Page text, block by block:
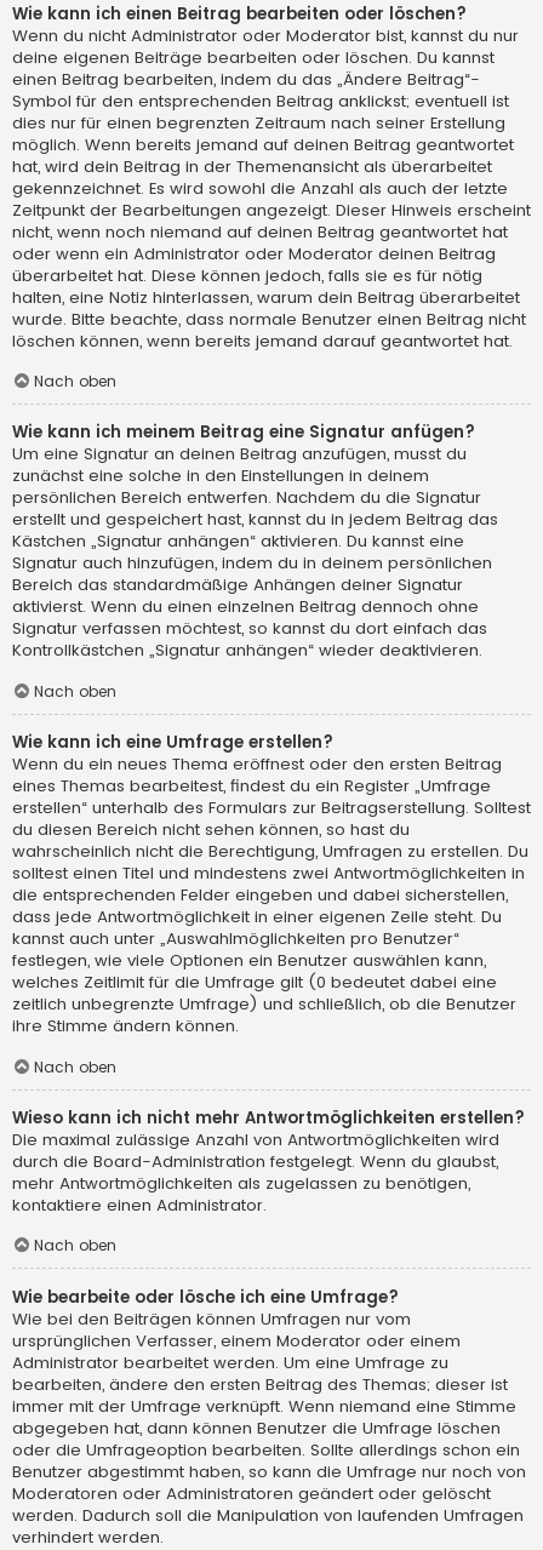
Wie kann ich einen Beitrag bearbeiten oder löschen?
Wenn du nicht Administrator oder Moderator bist, kannst du nur
deine eigenen Beiträge bearbeiten oder löschen. Du kannst
einen Beitrag bearbeiten, indem du das „Ändere Beitrag“-
Symbol für den entsprechenden Beitrag anklickst; eventuell ist
dies nur für einen begrenzten Zeitraum nach seiner Erstellung
möglich. Wenn bereits jemand auf deinen Beitrag geantwortet
hat, wird dein Beitrag in der Themenansicht als überarbeitet
gekennzeichnet. Es wird sowohl die Anzahl als auch der letzte
Zeitpunkt der Bearbeitungen angezeigt. Dieser Hinweis erscheint
nicht, wenn noch niemand auf deinen Beitrag geantwortet hat
oder wenn ein Administrator oder Moderator deinen Beitrag
überarbeitet hat. Diese können jedoch, falls sie es für nötig
halten, eine Notiz hinterlassen, warum dein Beitrag überarbeitet
wurde. Bitte beachte, dass normale Benutzer einen Beitrag nicht
löschen können, wenn bereits jemand darauf geantwortet hat.
Nach oben
Wie kann ich meinem Beitrag eine Signatur anfügen?
Um eine Signatur an deinen Beitrag anzufügen, musst du
zunächst eine solche in den Einstellungen in deinem
persönlichen Bereich entwerfen. Nachdem du die Signatur
erstellt und gespeichert hast, kannst du in jedem Beitrag das
Kästchen „Signatur anhängen“ aktivieren. Du kannst eine
Signatur auch hinzufügen, indem du in deinem persönlichen
Bereich das standardmäßige Anhängen deiner Signatur
aktivierst. Wenn du einen einzelnen Beitrag dennoch ohne
Signatur verfassen möchtest, so kannst du dort einfach das
Kontrollkästchen „Signatur anhängen“ wieder deaktivieren.
Nach oben
Wie kann ich eine Umfrage erstellen?
Wenn du ein neues Thema eröffnest oder den ersten Beitrag
eines Themas bearbeitest, findest du ein Register „Umfrage
erstellen“ unterhalb des Formulars zur Beitragserstellung. Solltest
du diesen Bereich nicht sehen können, so hast du
wahrscheinlich nicht die Berechtigung, Umfragen zu erstellen. Du
solltest einen Titel und mindestens zwei Antwortmöglichkeiten in
die entsprechenden Felder eingeben und dabei sicherstellen,
dass jede Antwortmöglichkeit in einer eigenen Zeile steht. Du
kannst auch unter „Auswahlmöglichkeiten pro Benutzer“
festlegen, wie viele Optionen ein Benutzer auswählen kann,
welches Zeitlimit für die Umfrage gilt (0 bedeutet dabei eine
zeitlich unbegrenzte Umfrage) und schließlich, ob die Benutzer
ihre Stimme ändern können.
Nach oben
Wieso kann ich nicht mehr Antwortmöglichkeiten erstellen?
Die maximal zulässige Anzahl von Antwortmöglichkeiten wird
durch die Board-Administration festgelegt. Wenn du glaubst,
mehr Antwortmöglichkeiten als zugelassen zu benötigen,
kontaktiere einen Administrator.
Nach oben
Wie bearbeite oder lösche ich eine Umfrage?
Wie bei den Beiträgen können Umfragen nur vom
ursprünglichen Verfasser, einem Moderator oder einem
Administrator bearbeitet werden. Um eine Umfrage zu
bearbeiten, ändere den ersten Beitrag des Themas; dieser ist
immer mit der Umfrage verknüpft. Wenn niemand eine Stimme
abgegeben hat, dann können Benutzer die Umfrage löschen
oder die Umfrageoption bearbeiten. Sollte allerdings schon ein
Benutzer abgestimmt haben, so kann die Umfrage nur noch von
Moderatoren oder Administratoren geändert oder gelöscht
werden. Dadurch soll die Manipulation von laufenden Umfragen
verhindert werden.